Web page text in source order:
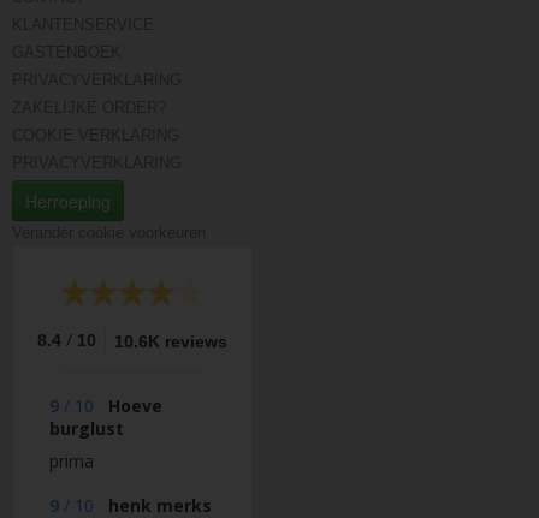
Herroeping
8.4 / 10 10.6K reviews
9 / 10
Hoeve
burglust
prima
9 / 10 henk merks